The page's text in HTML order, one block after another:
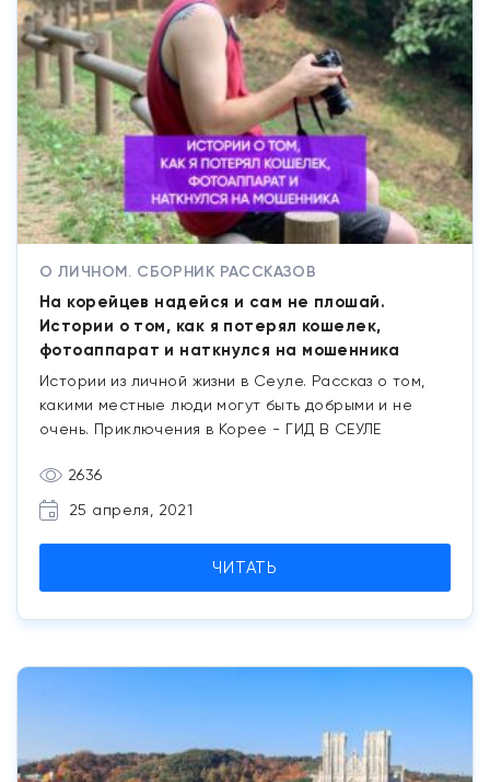
О ЛИЧНОМ. СБОРНИК РАССКАЗОВ
На корейцев надейся и сам не плошай.
Истории о том, как я потерял кошелек,
фотоаппарат и наткнулся на мошенника
Истории из личной жизни в Сеуле. Рассказ о том,
какими местные люди могут быть добрыми и не
очень. Приключения в Корее - ГИД В СЕУЛЕ
2636
25 апреля, 2021
ЧИТАТЬ